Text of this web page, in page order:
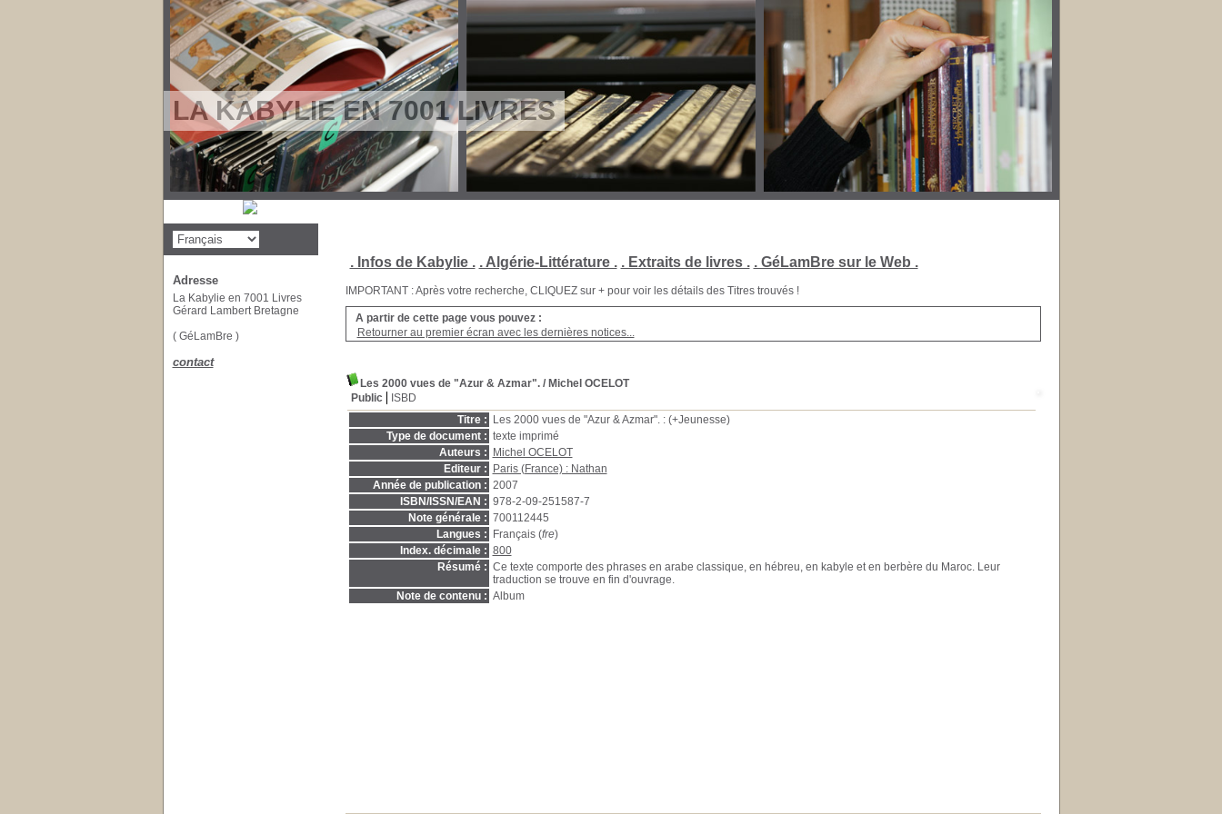
LA KABYLIE EN 7001 LIVRES
. Infos de Kabylie . . Algérie-Littérature . . Extraits de livres . . GéLamBre sur le Web .
IMPORTANT : Après votre recherche, CLIQUEZ sur + pour voir les détails des Titres trouvés !
A partir de cette page vous pouvez :
Retourner au premier écran avec les dernières notices...
Les 2000 vues de "Azur & Azmar"./ Michel OCELOT
Public
ISBD
Titre :
Les 2000 vues de "Azur & Azmar". : (+Jeunesse)
Type de document : texte imprimé
Auteurs :
Michel OCELOT
Editeur :
Paris (France) : Nathan
Année de publication : 2007
ISBN/ISSN/EAN : 978-2-09-251587-7
Note générale : 700112445
Langues :
Français (fre)
Index. décimale : 800
Résumé : Ce texte comporte des phrases en arabe classique, en hébreu, en kabyle et en berbère du Maroc. Leur
traduction se trouve en fin d'ouvrage.
Note de contenu : Album
Adresse
La Kabylie en 7001 Livres
Gérard Lambert Bretagne
( GéLamBre )
contact